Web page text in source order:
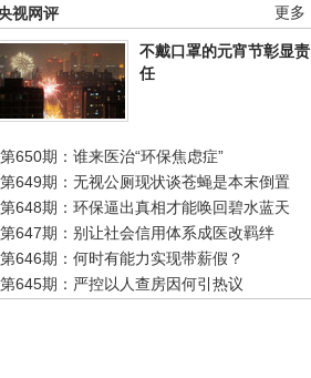
更多
视网评
不戴口罩的元宵节彰显责
任
第650期：谁来医治“环保焦虑症”
第649期：无视公厕现状谈苍蝇是本末倒置
第648期：环保逼出真相才能唤回碧水蓝天
第647期：别让社会信用体系成医改羁绊
第646期：何时有能力实现带薪假？
第645期：严控以人查房因何引热议